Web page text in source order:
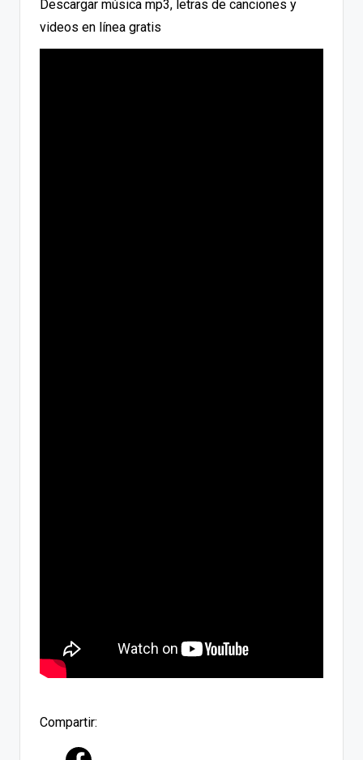
Descargar música mp3, letras de canciones y
videos en línea gratis
Compartir: